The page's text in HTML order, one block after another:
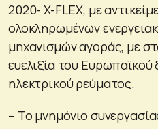
2020- X-FLEX, με
ολοκληρωμένων
μηχανισμών αγοράς, με
ευελιξία του Ευρωπαϊκού
ηλεκτρικού ρεύματος.
– Το μνημόνιο